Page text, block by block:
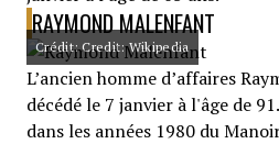
RAYMOND MALENFANT
Crédit: Credit: Wikipedia
L’ancien homme d’affaires
décédé le 7 janvier à l'âge de
dans les années 1980 du